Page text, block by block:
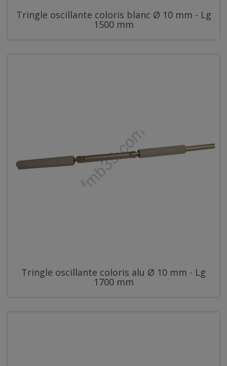
Tringle oscillante coloris blanc Ø 10 mm - Lg
1500 mm
Tringle oscillante coloris alu Ø 10 mm - Lg
1700 mm